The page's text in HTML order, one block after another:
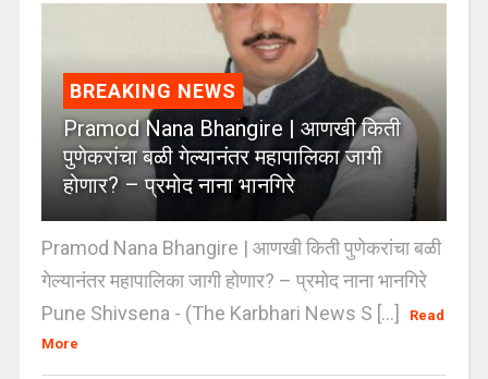
BREAKING NEWS
Pramod Nana Bhangire | आणखी किती
पुणेकरांचा बळी गेल्यानंतर महापालिका जागी
होणार? – प्रमोद नाना भानगिरे
Pramod Nana Bhangire | आणखी किती पुणेकरांचा बळी
गेल्यानंतर महापालिका जागी होणार? – प्रमोद नाना भानगिरे
Pune Shivsena - (The Karbhari News S [...]
Read
More